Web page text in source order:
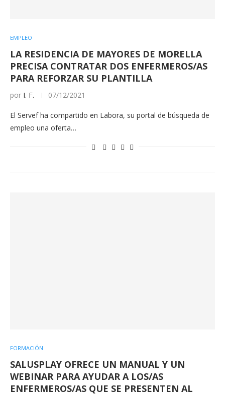
EMPLEO
LA RESIDENCIA DE MAYORES DE MORELLA
PRECISA CONTRATAR DOS ENFERMEROS/AS
PARA REFORZAR SU PLANTILLA
por I. F. 07/12/2021
El Servef ha compartido en Labora, su portal de búsqueda de
empleo una oferta…
FORMACIÓN
SALUSPLAY OFRECE UN MANUAL Y UN
WEBINAR PARA AYUDAR A LOS/AS
ENFERMEROS/AS QUE SE PRESENTEN AL